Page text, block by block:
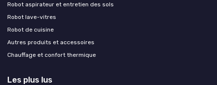
Robot aspirateur et entretien des sols
Robot lave-vitres
Robot de cuisine
Autres produits et accessoires
Chauffage et confort thermique
Les plus lus